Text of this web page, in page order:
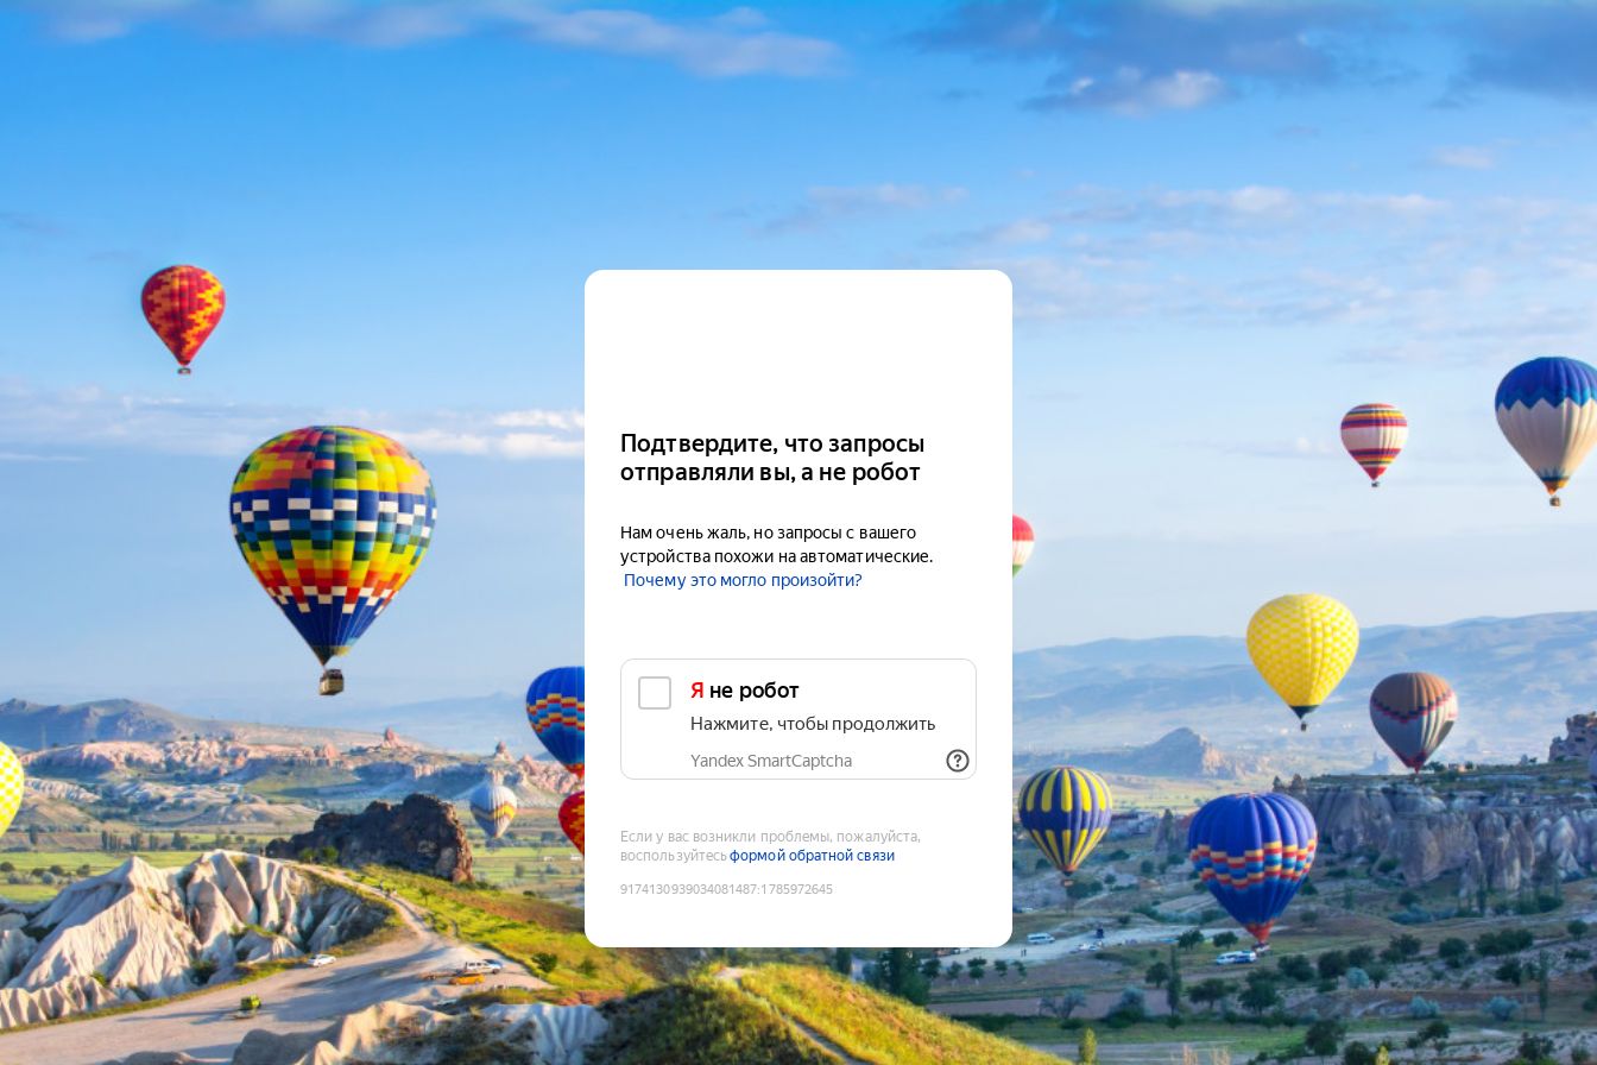
Подтвердите, что запросы
отправляли вы, а не робот
Нам очень жаль, но запросы с вашего
устройства похожи на автоматические.
Почему это могло произойти?
Я не робот
Нажмите, чтобы продолжить
Yandex SmartCaptcha
Если у вас возникли проблемы, пожалуйста,
воспользуйтесьформой обратной связи
9174130939034081487:1785972645